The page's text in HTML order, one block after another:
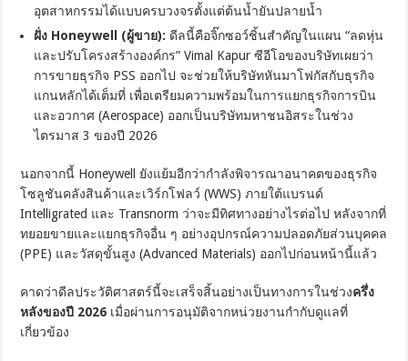
อุตสาหกรรมได้แบบครบวงจรตั้งแต่ต้นน้ำยันปลายน้ำ
ฝั่ง Honeywell (ผู้ขาย): ดีลนี้คือจิ๊กซอว์ชิ้นสำคัญในแผน “ลดหุ่น
และปรับโครงสร้างองค์กร” Vimal Kapur ซีอีโอของบริษัทเผยว่า
การขายธุรกิจ PSS ออกไป จะช่วยให้บริษัทหันมาโฟกัสกับธุรกิจ
แกนหลักได้เต็มที่ เพื่อเตรียมความพร้อมในการแยกธุรกิจการบิน
และอวกาศ (Aerospace) ออกเป็นบริษัทมหาชนอิสระในช่วง
ไตรมาส 3 ของปี 2026
นอกจากนี้ Honeywell ยังแย้มอีกว่ากำลังพิจารณาอนาคตของธุรกิจ
โซลูชันคลังสินค้าและเวิร์กโฟลว์ (WWS) ภายใต้แบรนด์
Intelligrated และ Transnorm ว่าจะมีทิศทางอย่างไรต่อไป หลังจากที่
ทยอยขายและแยกธุรกิจอื่น ๆ อย่างอุปกรณ์ความปลอดภัยส่วนบุคคล
(PPE) และวัสดุขั้นสูง (Advanced Materials) ออกไปก่อนหน้านี้แล้ว
คาดว่าดีลประวัติศาสตร์นี้จะเสร็จสิ้นอย่างเป็นทางการในช่วงครึ่ง
หลังของปี 2026 เมื่อผ่านการอนุมัติจากหน่วยงานกำกับดูแลที่
เกี่ยวข้อง